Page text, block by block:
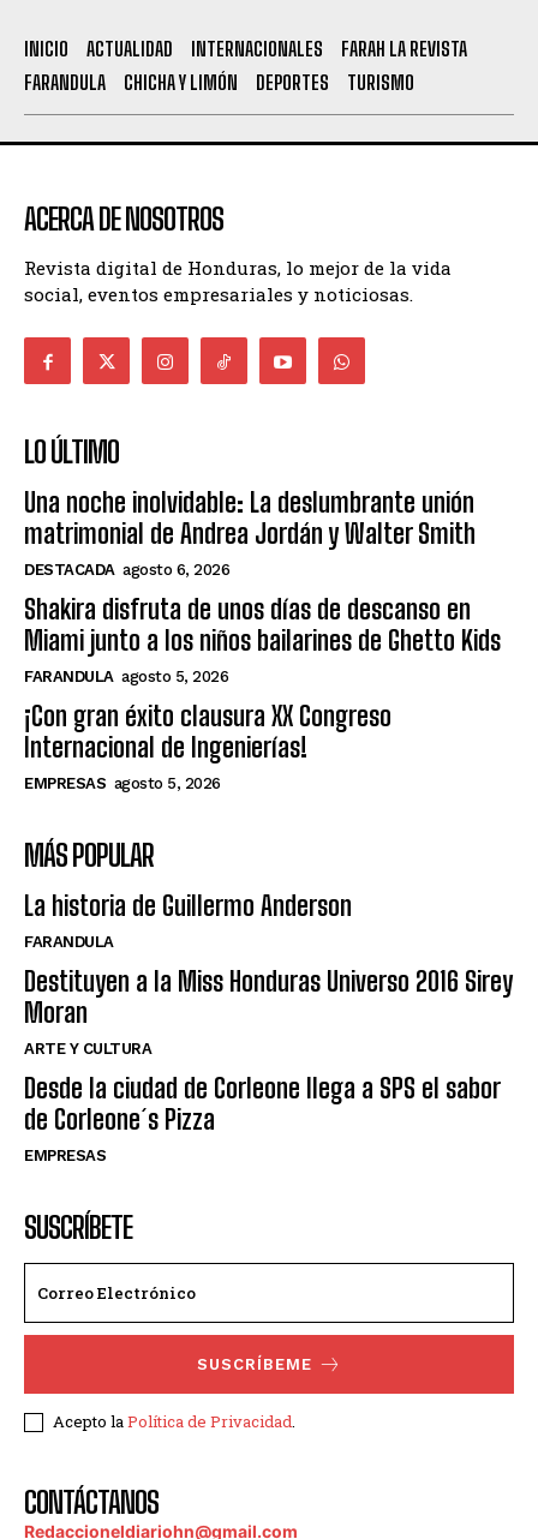
INICIO ACTUALIDAD INTERNACIONALES
FARAH LA REVISTA
FARANDULA
CHICHA Y LIMÓN DEPORTES TURISMO
ACERCA DE NOSOTROS
Revista digital de Honduras, lo mejor de la vida
social, eventos empresariales y noticiosas.
LO ÚLTIMO
Una noche inolvidable: La deslumbrante unión
matrimonial de Andrea Jordán y Walter Smith
DESTACADA agosto 6, 2026
Shakira disfruta de unos días de descanso en
Miami junto a los niños bailarines de Ghetto Kids
FARANDULA agosto 5, 2026
¡Con gran éxito clausura XX Congreso
Internacional de Ingenierías!
EMPRESAS agosto 5, 2026
MÁS POPULAR
La historia de Guillermo Anderson
FARANDULA
Destituyen a la Miss Honduras Universo 2016 Sirey
Moran
ARTE Y CULTURA
Desde la ciudad de Corleone llega a SPS el sabor
de Corleone´s Pizza
EMPRESAS
SUSCRÍBETE
SUSCRÍBEME
Acepto laPolítica de Privacidad.
CONTÁCTANOS
Redaccioneldiariohn@gmail.com